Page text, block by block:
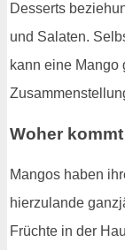
Desserts
und Salaten.
kann eine Mango
Woher
Mangos haben
hierzulande
Früchte in der